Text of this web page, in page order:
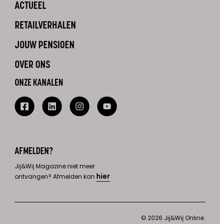
ACTUEEL
RETAILVERHALEN
JOUW PENSIOEN
OVER ONS
ONZE KANALEN
AFMELDEN?
Jij&Wij Magazine niet meer
ontvangen? Afmelden kan hier
© 2026 Jij&Wij Online.